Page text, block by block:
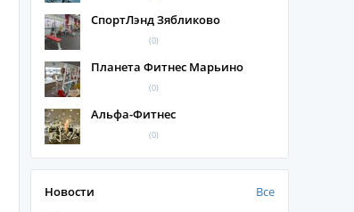
СпортЛэнд Зябликово
(0)
Планета Фитнес Марьино
(0)
Альфа-Фитнес
(0)
Новости
Все